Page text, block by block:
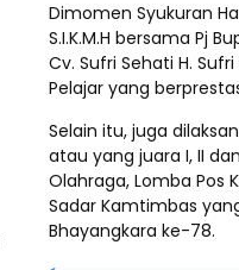
Dimomen Syukuran
S.I.K.M.H bersama Pj
Cv. Sufri Sehati H.
Pelajar yang
Selain itu, juga
atau yang juara I, II
Olahraga, Lomba Pos
Sadar Kamtimbas
Bhayangkara ke-78.